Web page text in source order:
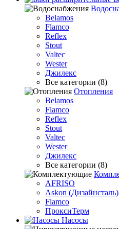
Belamos
Flamco
Reflex
Stout
Valtec
Wester
Джилекс
Все категории (8)
Отопления
Belamos
Flamco
Reflex
Stout
Valtec
Wester
Джилекс
Все категории (8)
AFRISO
Askon (Дизайнсталь)
Flamco
ПроксиТерм
Насосы